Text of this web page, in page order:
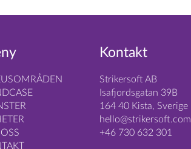
Kontakt
Strikersoft AB
Isafjordsgatan 39B
164 40 Kista, Sverige
hello@strikersoft.com
+46 730 632 301